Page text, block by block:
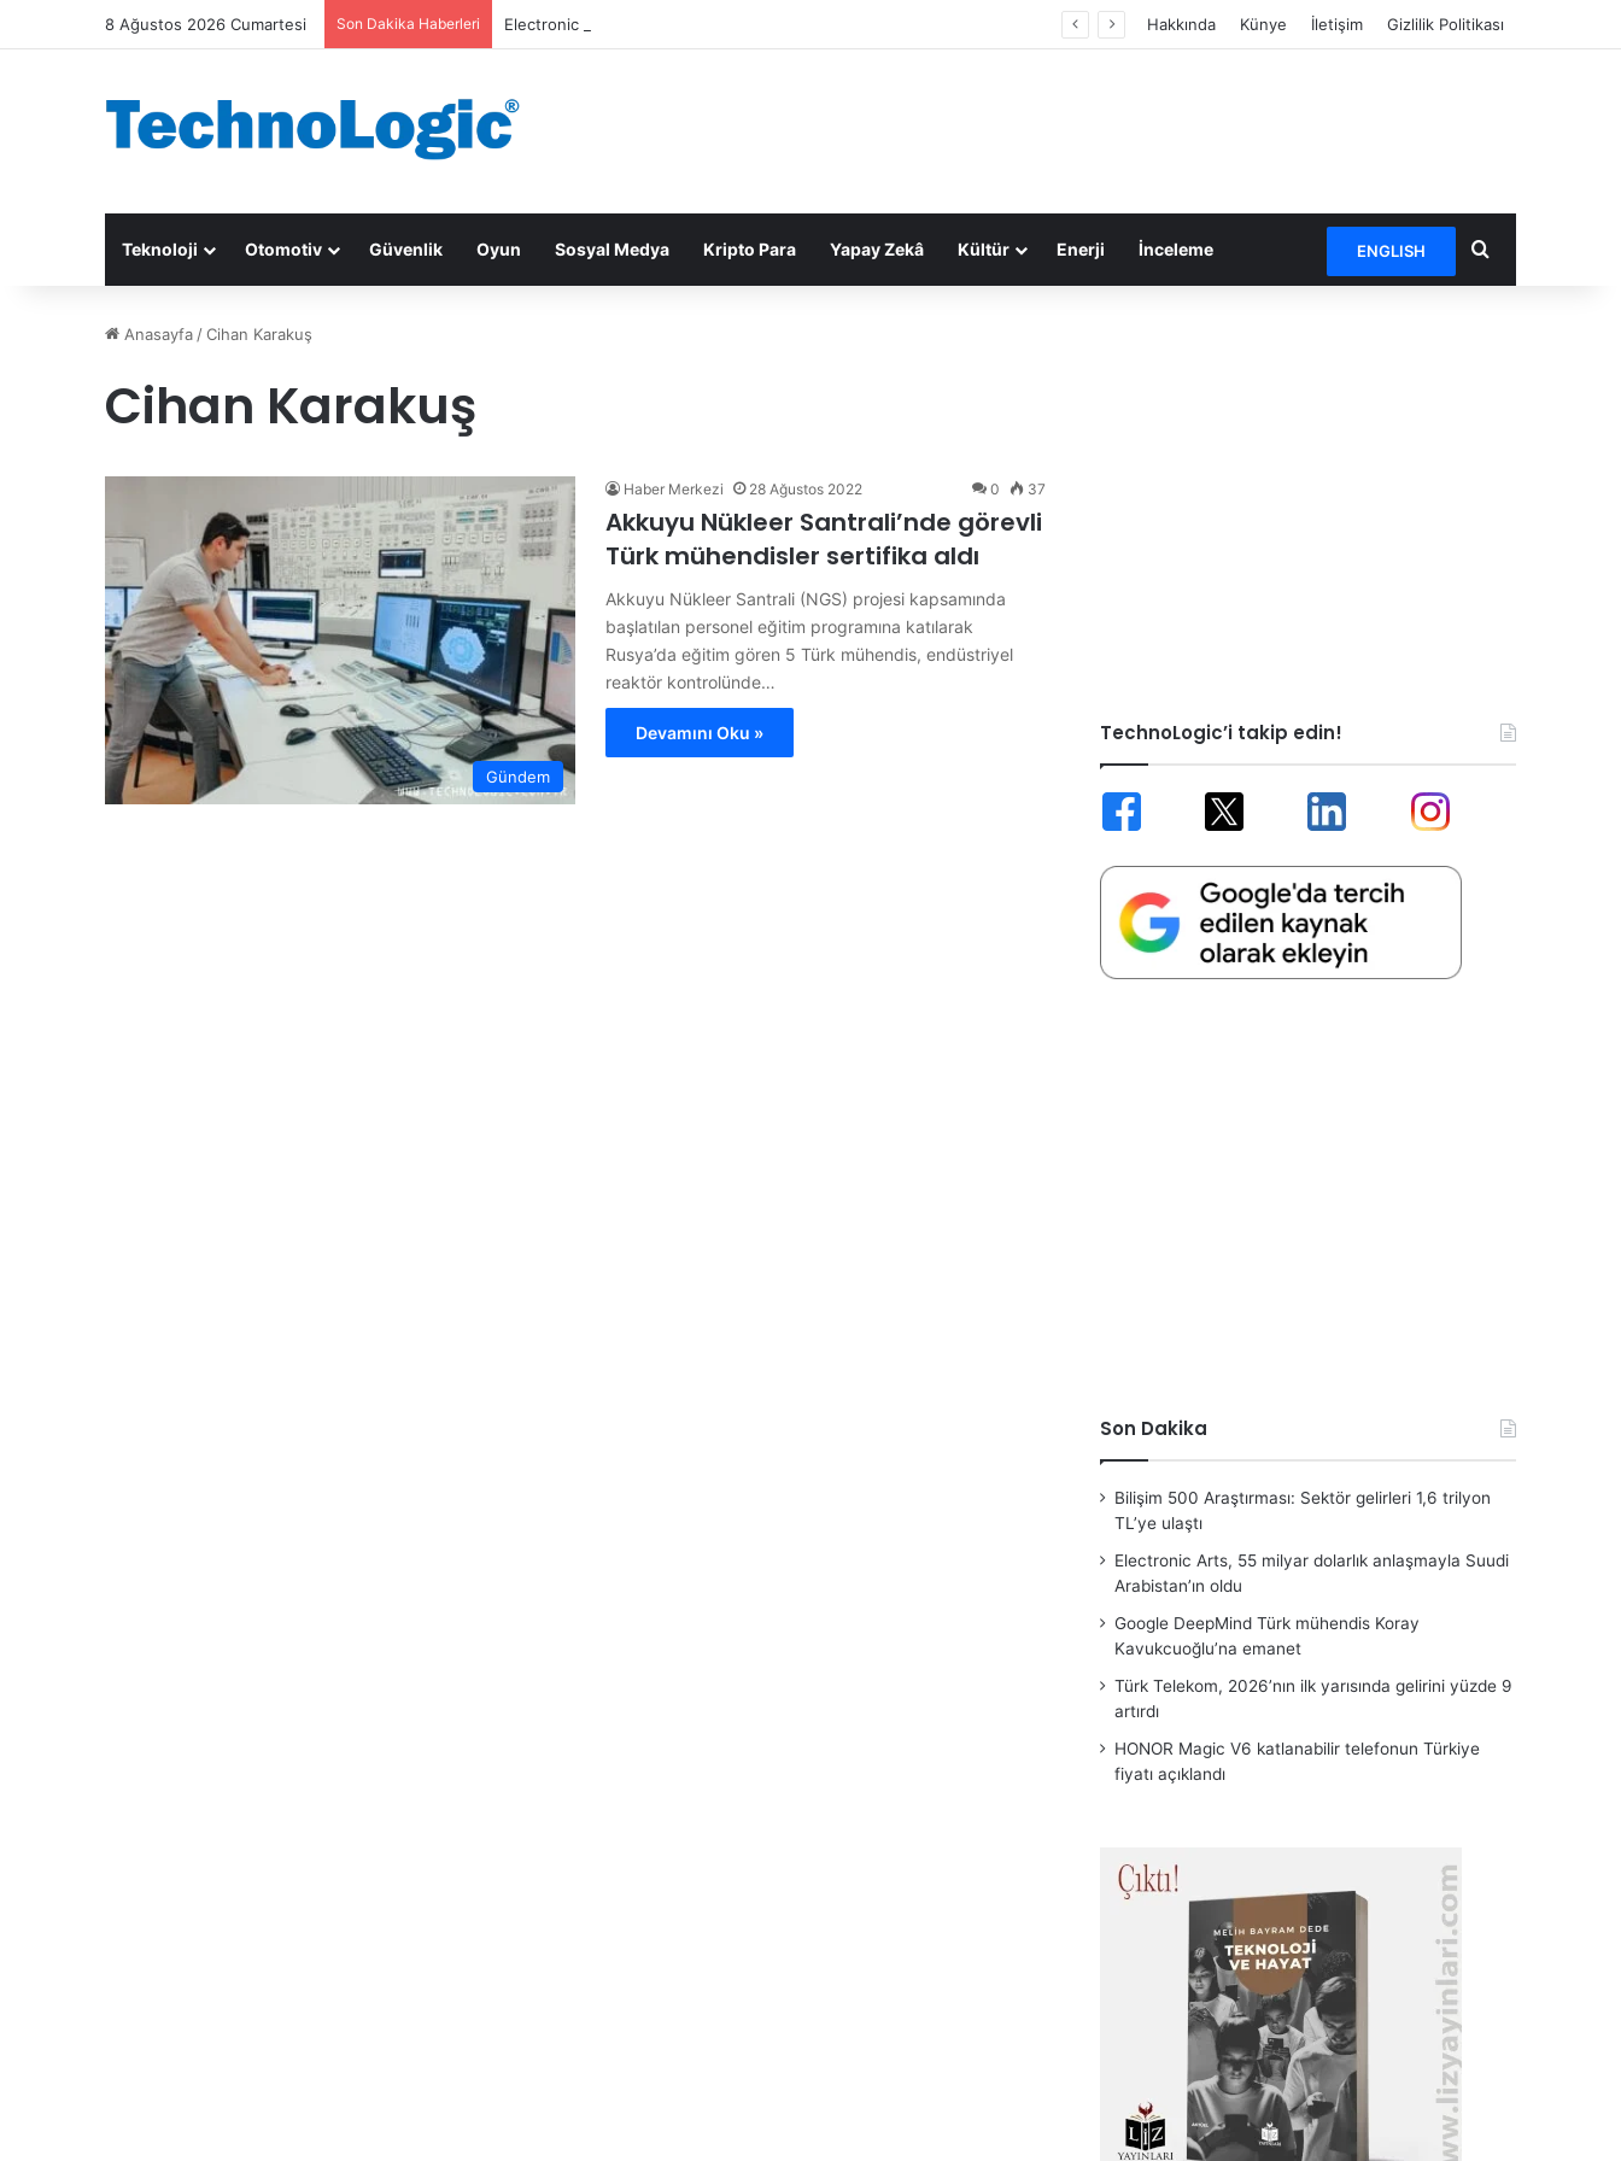
8 Ağustos 2026 Cumartesi Son Dakika Haberleri Electronic Arts, 55 milyar dolarlık anlaşmayla Suudi Arabistan’ın oldu Hakkında Künye İletişim Gizlilik Politikası
Teknoloji Otomotiv Güvenlik Oyun Sosyal Medya Kripto Para Yapay Zekâ Kültür Enerji İnceleme ENGLISH Arama yap ...
Anasayfa /Cihan Karakuş
Cihan Karakuş
Gündem
Haber Merkezi 28 Ağustos 2022 0 37
Akkuyu Nükleer Santrali’nde görevli
Türk mühendisler sertifika aldı
Akkuyu Nükleer Santrali (NGS) projesi kapsamında
başlatılan personel eğitim programına katılarak
Rusya’da eğitim gören 5 Türk mühendis, endüstriyel
reaktör kontrolünde…
Devamını Oku » TechnoLogic’i takip edin!
Son Dakika
Bilişim 500 Araştırması: Sektör gelirleri 1,6 trilyon
TL’ye ulaştı
Electronic Arts, 55 milyar dolarlık anlaşmayla Suudi
Arabistan’ın oldu
Google DeepMind Türk mühendis Koray
Kavukcuoğlu’na emanet
Türk Telekom, 2026’nın ilk yarısında gelirini yüzde 9
artırdı
HONOR Magic V6 katlanabilir telefonun Türkiye
fiyatı açıklandı